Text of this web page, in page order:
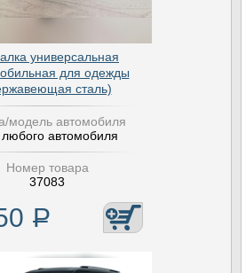
универсальная
для одежды
сталь)
модель автомобиля
автомобиля
Номер товара
37083
Р